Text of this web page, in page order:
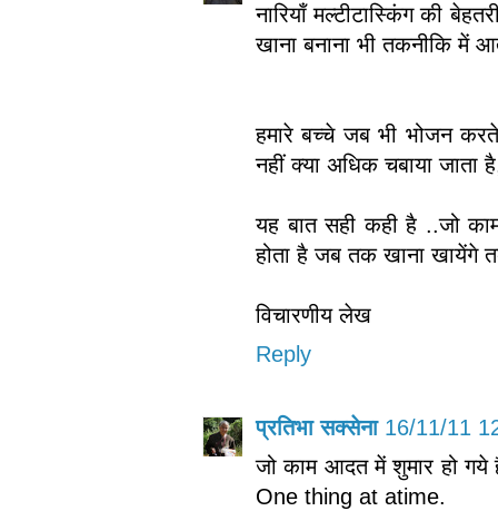
नारियाँ मल्टीटास्किंग की
खाना बनाना भी तकनीकि में
हमारे बच्चे जब भी भोजन
नहीं क्या अधिक चबाया जाता
यह बात सही कही है ..जो
होता है जब तक खाना खायेंगे
विचारणीय लेख
Reply
प्रतिभा सक्सेना 16/11/11
जो काम आदत में शुमार हो गये
One thing at atime.